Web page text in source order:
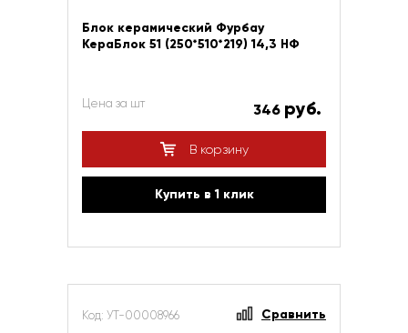
Блок керамический Фурбау
КераБлок 51 (250*510*219) 14,3 НФ
Цена за шт 346 руб.
В корзину
Купить в 1 клик
Код: УТ-00008966 Сравнить